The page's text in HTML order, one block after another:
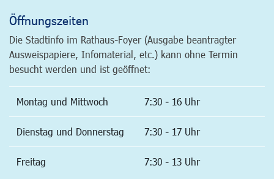
Öffnungszeiten
Die Stadtinfo im Rathaus-Foyer (Ausgabe beantragter
Ausweispapiere, Infomaterial, etc.) kann ohne Termin
besucht werden und ist geöffnet:
Montag und Mittwoch 7:30 - 16 Uhr
Dienstag und Donnerstag 7:30 - 17 Uhr
Freitag 7:30 - 13 Uhr